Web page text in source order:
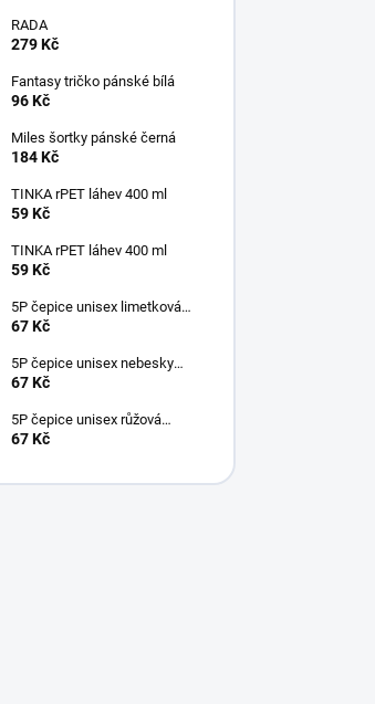
RADA
279 Kč
Fantasy tričko pánské bílá
96 Kč
Miles šortky pánské černá
184 Kč
TINKA rPET láhev 400 ml
59 Kč
TINKA rPET láhev 400 ml
59 Kč
5P čepice unisex limetková
nastavitelná
67 Kč
5P čepice unisex nebesky
modrá nastavitelná
67 Kč
5P čepice unisex růžová
nastavitelná
67 Kč